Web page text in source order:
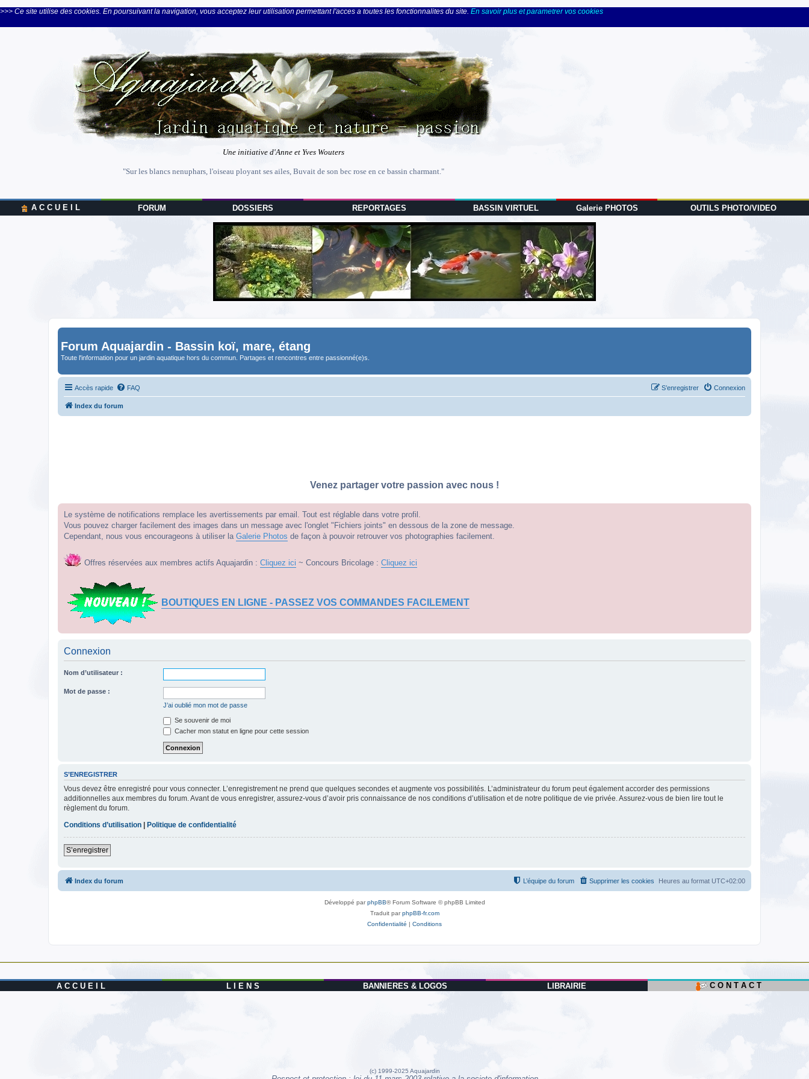
>>> Ce site utilise des cookies. En poursuivant la navigation, vous acceptez leur utilisation permettant l'acces a toutes les fonctionnalites du site. En savoir plus et parametrer vos cookies
Une initiative d'Anne et Yves Wouters
"Sur les blancs nenuphars, l'oiseau ployant ses ailes, Buvait de son bec rose en ce bassin charmant."
A C C U E I L FORUM DOSSIERS REPORTAGES BASSIN VIRTUEL Galerie PHOTOS OUTILS PHOTO/VIDEO
Forum Aquajardin - Bassin koï, mare, étang
Toute l'information pour un jardin aquatique hors du commun. Partages et rencontres entre passionné(e)s.
Accès rapide FAQ Connexion
S’enregistrer
Index du forum
Venez partager votre passion avec nous !
Le système de notifications remplace les avertissements par email. Tout est réglable dans votre profil.
Vous pouvez charger facilement des images dans un message avec l'onglet "Fichiers joints" en dessous de la zone de message.
Cependant, nous vous encourageons à utiliser la Galerie Photos de façon à pouvoir retrouver vos photographies facilement.
Offres réservées aux membres actifs Aquajardin : Cliquez ici ~ Concours Bricolage : Cliquez ici
BOUTIQUES EN LIGNE - PASSEZ VOS COMMANDES FACILEMENT
Connexion
Nom d’utilisateur :
Mot de passe :
J’ai oublié mon mot de passe
Se souvenir de moi
Cacher mon statut en ligne pour cette session
S’ENREGISTRER
Vous devez être enregistré pour vous connecter. L’enregistrement ne prend que quelques secondes et augmente vos possibilités. L’administrateur du forum peut également accorder des permissions
additionnelles aux membres du forum. Avant de vous enregistrer, assurez-vous d’avoir pris connaissance de nos conditions d’utilisation et de notre politique de vie privée. Assurez-vous de bien lire tout le
règlement du forum.
Conditions d’utilisation | Politique de confidentialité
S’enregistrer
Index du forum Heures au format UTC+02:00
Supprimer les cookies
L’équipe du forum
Développé parphpBB® Forum Software © phpBB Limited
Traduit parphpBB-fr.com
Confidentialité | Conditions
A C C U E I L L I E N S BANNIERES & LOGOS LIBRAIRIE C O N T A C T
(c) 1999-2025 Aquajardin